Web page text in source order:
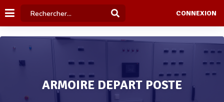
CONNEXION
ARMOIRE DEPART POSTE